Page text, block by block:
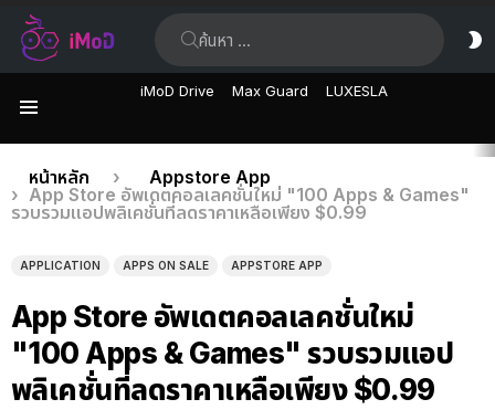
iMoD Drive Max Guard LUXESLA
เรื่อง
ล่าสุด
คุณอยู่ที่นี่:
หน้าหลัก
Appstore App
App Store อัพเดตคอลเลคชั่นใหม่ "100 Apps & Games"
รวบรวมแอปพลิเคชั่นที่ลดราคาเหลือเพียง $0.99
APPLICATION APPS ON SALE APPSTORE APP
App Store อัพเดตคอลเลคชั่นใหม่
"100 Apps & Games" รวบรวมแอป
พลิเคชั่นที่ลดราคาเหลือเพียง $0.99